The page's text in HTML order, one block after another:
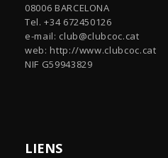
08006 BARCELONA
Tel. +34 672450126
e-mail: club@clubcoc.cat
web: http://www.clubcoc.cat
NIF G59943829
LIENS